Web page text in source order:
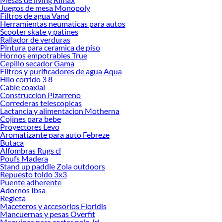
abrigarse sin desarmar el resto del conjunto. Además, puede usarse como
mantita de descanso, ideal para cubrirse al leer, mirar televisión o tomar una
siesta.
En cuanto a diseño, las pieceras disponibles en Sodimac vienen en una amplia
gama de colores, texturas y materiales, permitiendo jugar con las combinaciones
según la estación del año o la ambientación del dormitorio. Desde tejidos de
punto, lana, microfibra o algodón, hasta modelos con detalles acolchados,
trenzados o de aspecto artesanal, todas buscan aportar una capa visual que
realce la cama y el conjunto decorativo del espacio.
Además, una piecera bien elegida puede ser un excelente recurso para romper la
monotonía de una cama neutra o para unificar la paleta de colores del
dormitorio. Se puede combinar con cojines decorativos, sábanas o alfombras,
creando una composición armoniosa y estilizada. En dormitorios de invitados,
por ejemplo, la piecera ayuda a transmitir una sensación de orden, acogida y
cuidado por los detalles.
También es una solución inteligente para proteger la ropa de cama principal,
especialmente en hogares con mascotas o niños, ya que actúa como una capa
intermedia que evita manchas o desgaste en el cobertor. Algunas personas
incluso la usan como funda decorativa para sentarse en el borde de la cama sin
dañar la tela del cubrecama.
En términos de medidas, las pieceras suelen adaptarse a camas de una plaza,
Juegos de mesa Monopoly
Filtros de agua Vand
Herramientas neumaticas para autos
Scooter skate y patines
Rallador de verduras
Pintura para ceramica de piso
Hornos empotrables True
Cepillo secador Gama
Filtros y purificadores de agua Aqua
Hilo corrido 3 8
Cable coaxial
Construccion Pizarreno
Correderas telescopicas
Lactancia y alimentacion Motherna
Cojines para bebe
Proyectores Levo
Aromatizante para auto Febreze
Butaca
Alfombras Rugs cl
Poufs Madera
Stand up paddle Zola outdoors
Repuesto toldo 3x3
Puente adherente
Adornos Ibsa
Regleta
Maceteros y accesorios Floridis
Mancuernas y pesas Overfit